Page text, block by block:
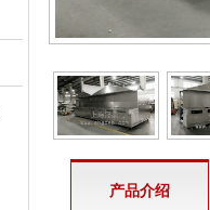
产品介绍